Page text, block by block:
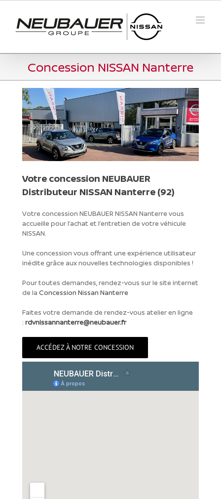
contenu
Concession NISSAN Nanterre
Votre concession NEUBAUER
Distributeur NISSAN Nanterre (92)
Votre concession NEUBAUER NISSAN Nanterre vous
accueille pour l’achat et l’entretien de votre véhicule
NISSAN.
Une concession vous offrant une expérience utilisateur
inédite grâce aux nouvelles technologies disponibles !
Pour toutes demandes, rendez-vous sur le site internet
de la Concession Nissan Nanterre
Faites votre demande de rendez-vous atelier en ligne
: rdvnissannanterre@neubauer.fr
ACCÉDEZ À NOTRE CONCESSION